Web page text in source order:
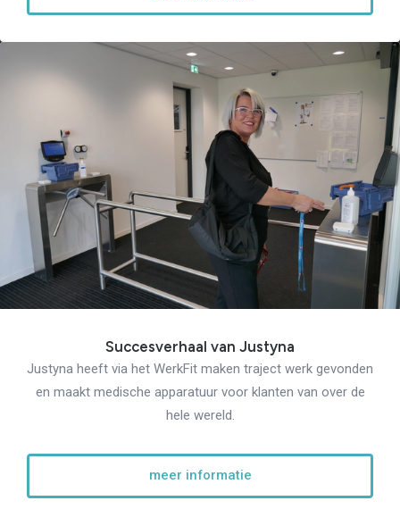
Succesverhaal van Justyna
Justyna heeft via het WerkFit maken traject werk gevonden
en maakt medische apparatuur voor klanten van over de
hele wereld.
meer informatie